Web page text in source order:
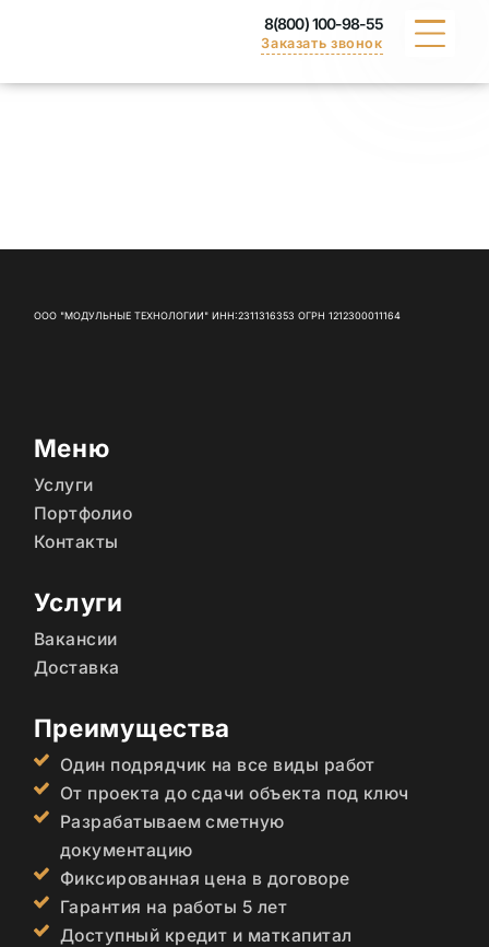
8(800) 100-98-55
Заказать звонок
ДОСТАВКА
ООО "МОДУЛЬНЫЕ ТЕХНОЛОГИИ" ИНН:2311316353 ОГРН 1212300011164
Меню
Услуги
Портфолио
Контакты
Услуги
Вакансии
Доставка
Преимущества
Один подрядчик на все виды работ
От проекта до сдачи объекта под ключ
Разрабатываем сметную
документацию
Фиксированная цена в договоре
Гарантия на работы 5 лет
Доступный кредит и маткапитал